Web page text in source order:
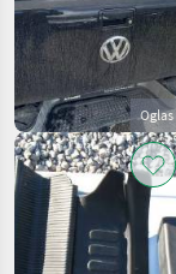
Oglas